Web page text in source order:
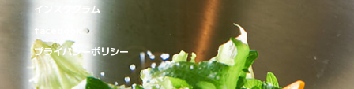
インスタグラム
facebook
プライバシーポリシー